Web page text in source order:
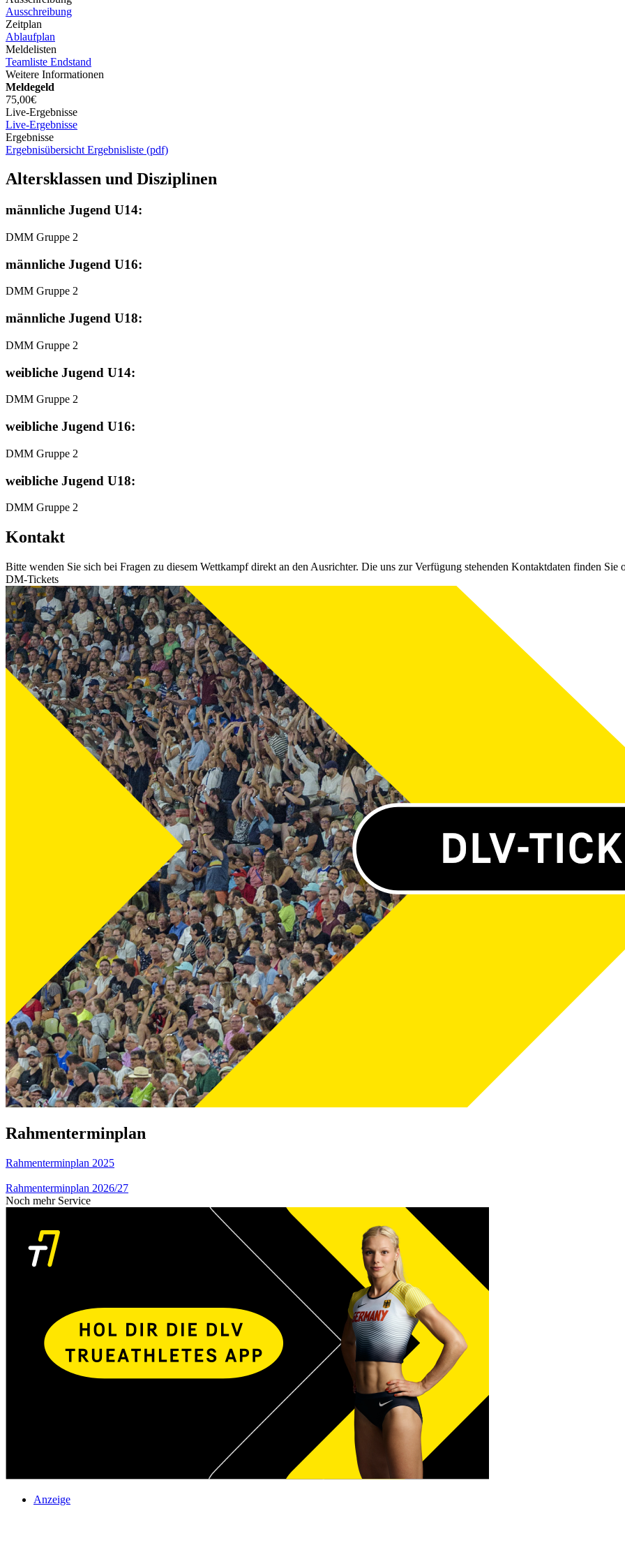
Ausschreibung
Zeitplan
Ablaufplan
Meldelisten
Teamliste Endstand
Weitere Informationen
Meldegeld
75,00€
Live-Ergebnisse
Live-Ergebnisse
Ergebnisse
Ergebnisübersicht Ergebnisliste (pdf)
Altersklassen und Disziplinen
männliche Jugend U14:
DMM Gruppe 2
männliche Jugend U16:
DMM Gruppe 2
männliche Jugend U18:
DMM Gruppe 2
weibliche Jugend U14:
DMM Gruppe 2
weibliche Jugend U16:
DMM Gruppe 2
weibliche Jugend U18:
DMM Gruppe 2
Kontakt
Bitte wenden Sie sich bei Fragen zu diesem Wettkampf direkt an den Ausrichter. Die uns zur Verfügung stehenden Kontaktdaten finden Sie
DM-Tickets
Rahmenterminplan
Rahmenterminplan 2025
Rahmenterminplan 2026/27
Noch mehr Service
Anzeige